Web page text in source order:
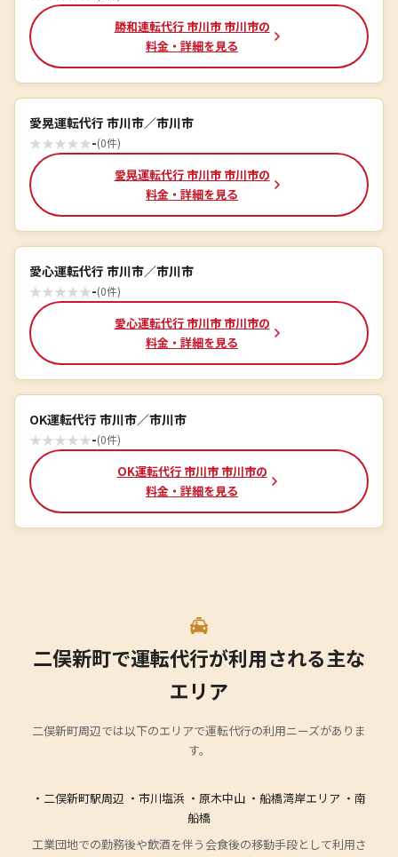
勝和連転代行 市川市 市川市の
料金・詳細を見る
愛晃運転代行 市川市／市川市
★★★★★-(0件)
愛晃運転代行 市川市 市川市の
料金・詳細を見る
愛心運転代行 市川市／市川市
★★★★★-(0件)
愛心運転代行 市川市 市川市の
料金・詳細を見る
OK運転代行 市川市／市川市
★★★★★-(0件)
OK運転代行 市川市 市川市の
料金・詳細を見る
二俣新町で運転代行が利用される主な
エリア
二俣新町周辺では以下のエリアで運転代行の利用ニーズがありま
す。
・二俣新町駅周辺 ・市川塩浜 ・原木中山 ・船橋湾岸エリア ・南
船橋
工業団地での勤務後や飲酒を伴う会食後の移動手段として利用さ